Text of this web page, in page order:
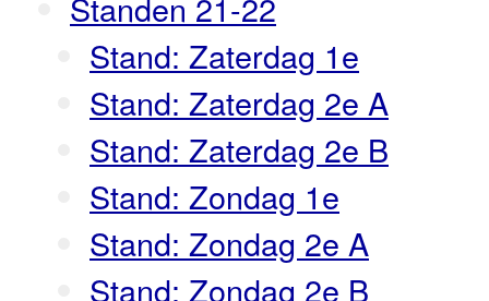
Stand: Zaterdag 1e
Stand: Zaterdag 2e A
Stand: Zaterdag 2e B
Stand: Zondag 1e
Stand: Zondag 2e A
Stand: Zondag 2e B